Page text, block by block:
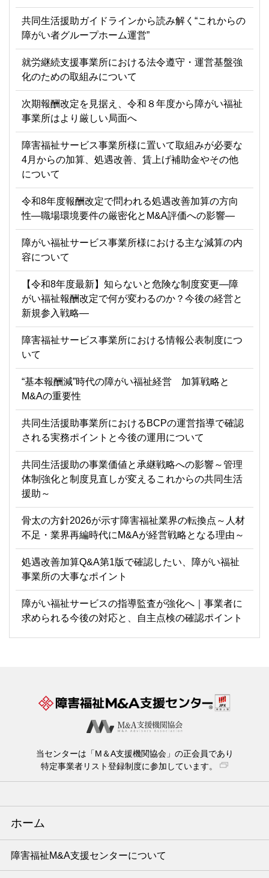
共同生活援助ガイドラインから読み解く“これからの
障がい者グループホーム運営”
就労継続支援事業所における法令遵守・運営基盤強
化のための取組みについて
次期報酬改定を見据え、令和８年度から障がい福祉
事業所はより厳しい局面へ
障害福祉サービス事業所様に置いて取組みが必要な
4月からの加算、処遇改善、賃上げ補助金やその他
について
令和8年度報酬改定で問われる処遇改善加算の方向
性―職場環境要件の厳密化とM&A評価への影響―
障がい福祉サービス事業所様における主な減算の内
容について
【令和8年度最新】知らないと危険な制度変更―障
がい福祉報酬改定で何が変わるのか？今後の経営と
新規参入戦略―
障害福祉サービス事業所における情報公表制度につ
いて
“基本報酬減”時代の障がい福祉経営 加算戦略と
M&Aの重要性
共同生活援助事業所におけるBCPの運営指導で確認
される実務ポイントと今後の運用について
共同生活援助の事業価値と承継戦略への影響～管理
体制強化と制度見直しが変えるこれからの共同生活
援助～
骨太の方針2026が示す障害福祉業界の転換点～人材
不足・業界再編時代にM&Aが経営戦略となる理由～
処遇改善加算Q&A第1版で確認したい、障がい福祉
事業所の大事なポイント
障がい福祉サービスの指導監査が強化へ｜事業者に
求められる今後の対応と、自主点検の確認ポイント
当センターは「M＆A支援機関協会」の正会員であり
特定事業者リスト登録制度に参加しています。
ホーム
障害福祉M&A支援センターについて